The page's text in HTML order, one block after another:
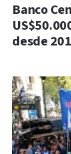
Banco
desde